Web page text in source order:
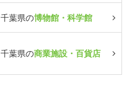
千葉県の博物館・科学館
千葉県の商業施設・百貨店